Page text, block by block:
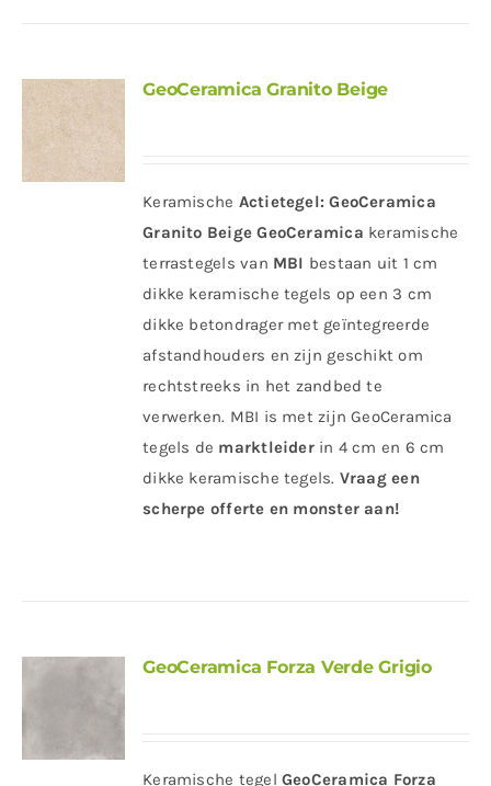
GeoCeramica Granito Beige
Keramische Actietegel: GeoCeramica
Granito Beige GeoCeramica keramische
terrastegels van MBI bestaan uit 1 cm
dikke keramische tegels op een 3 cm
dikke betondrager met geïntegreerde
afstandhouders en zijn geschikt om
rechtstreeks in het zandbed te
verwerken. MBI is met zijn GeoCeramica
tegels de marktleiderin 4 cm en 6 cm
dikke keramische tegels. Vraag een
scherpe offerte en monster aan!
GeoCeramica Forza Verde Grigio
Keramische tegel GeoCeramica Forza